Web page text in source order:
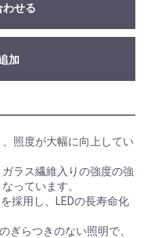
わせる
加
照度が大幅に向上してい
ラス繊維入りの強度の強
っています。
採用し、LEDの長寿命化
ぎらつきのない照明で、